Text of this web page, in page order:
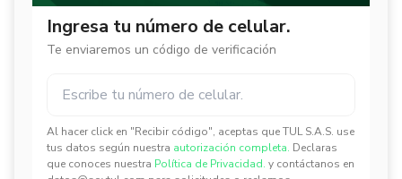
Ingresa tu número de celular.
Te enviaremos un código de verificación
Al hacer click en "Recibir código", aceptas que TUL S.A.S. use
tus datos según nuestra autorización completa. Declaras
que conoces nuestra Política de Privacidad. y contáctanos en
✕
✕